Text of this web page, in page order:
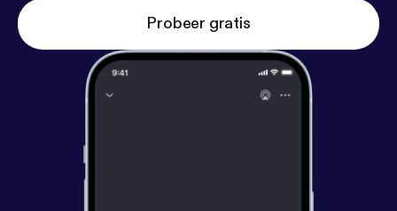
Probeer gratis